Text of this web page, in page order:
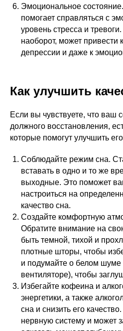
Эмоциональное
помогает справляться с
уровень стресса и
наоборот, может привести
депрессии и даже к
Как улучшить
Если вы чувствуете, что ваш
должного восстановления,
которые помогут улучшить
Соблюдайте режим сна.
вставать в одно и то же
выходные. Это поможет
настроиться на
качество сна.
Создайте комфортную
Обратите внимание на
быть темной, тихой и
плотные шторы, чтобы
и подумайте о белом шуме
вентиляторе), чтобы
Избегайте кофеина и
энергетики, а также
сна и снизить его
нервную систему и может